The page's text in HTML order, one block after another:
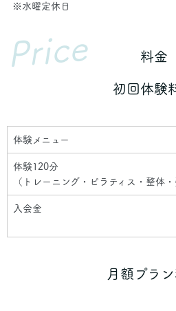
※水曜定休日
Price 料金
初回体験
体験メニュー
体験120分
（トレーニング・ピラティス・整体・
入会金
月額プラ